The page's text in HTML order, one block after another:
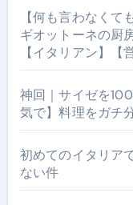
【何も言わなく
ギオットーネの厨
【イタリアン】【
神回｜サイゼを
気で】料理をガチ
初めてのイタリア
ない件